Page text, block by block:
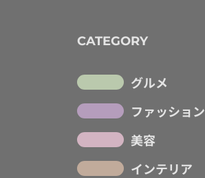
CATEGORY
グルメ
ファッション
美容
インテリア